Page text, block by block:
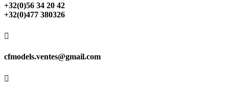
+32(0)56 34 20 42
+32(0)477 380326

cfmodels.ventes@gmail.com
